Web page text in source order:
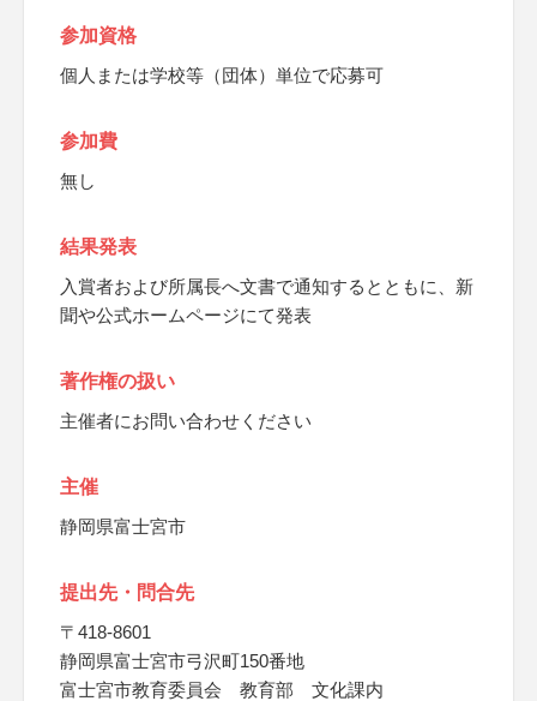
参加資格
個人または学校等（団体）単位で応募可
参加費
無し
結果発表
入賞者および所属長へ文書で通知するとともに、新
聞や公式ホームページにて発表
著作権の扱い
主催者にお問い合わせください
主催
静岡県富士宮市
提出先・問合先
〒418-8601
静岡県富士宮市弓沢町150番地
富士宮市教育委員会 教育部 文化課内